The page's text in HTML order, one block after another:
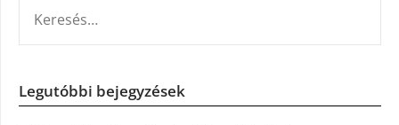
Legutóbbi bejegyzések